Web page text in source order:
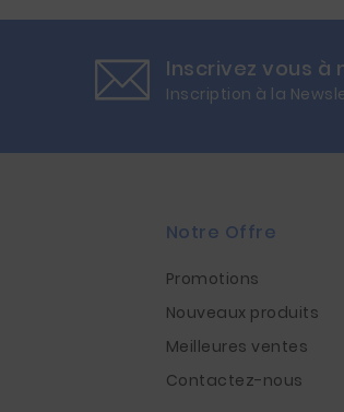
Inscrivez vous à
Inscription à la
Notre Offre
Promotions
Nouveaux produits
Meilleures ventes
Contactez-nous